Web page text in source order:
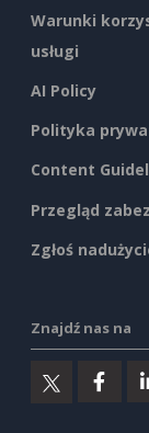
Warunki
usługi
AI Policy
Polityka
Content
Przegląd
Zgłoś
Znajdź nas na